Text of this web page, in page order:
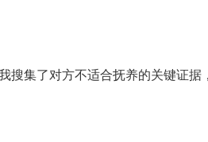
搜集了对方不适合抚养的关键证